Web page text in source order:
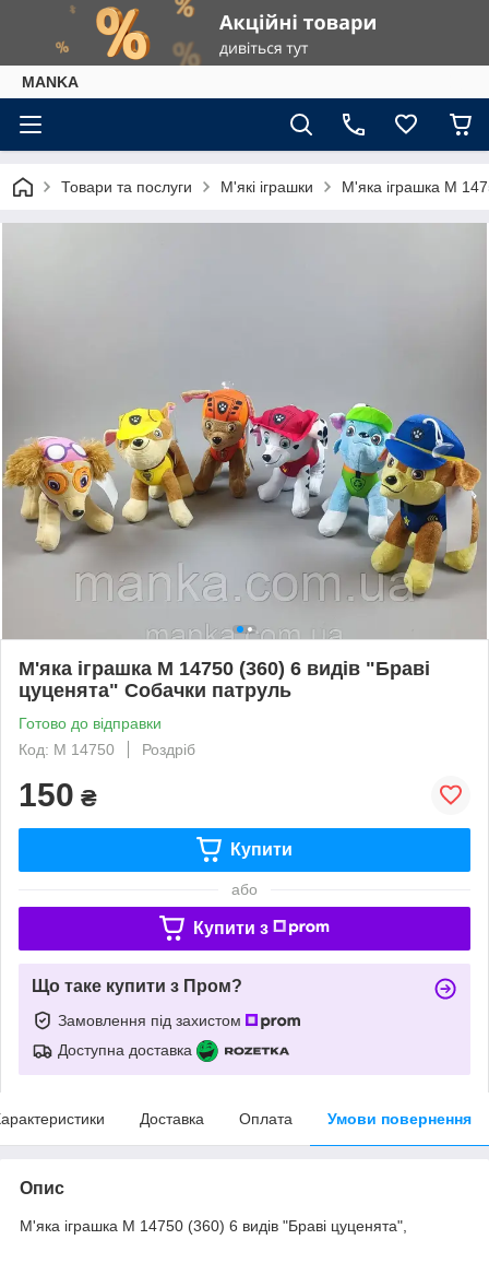
МАNKА
Товари та послуги М'які іграшки М'яка іграшка М
М'яка іграшка М 14750 (360) 6 видів "Браві
цуценята" Собачки патруль
Готово до відправки
Код: М 14750
Роздріб
150 ₴
Купити
або
Купити з
Що таке купити з Пром?
Замовлення під захистом
Доступна доставка
Доставка Оплата Умови повернення
Опис
М'яка іграшка М 14750 (360) 6 видів "Браві цуценята",